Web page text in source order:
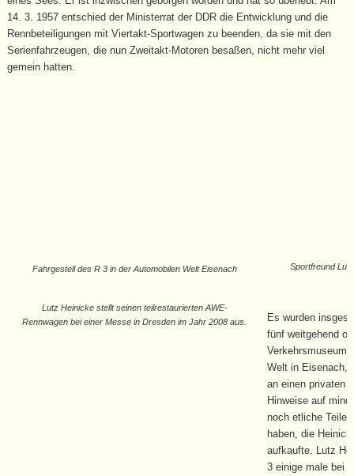
14. 3. 1957 entschied der Ministerrat der DDR die Entwicklung und die
Rennbeteiligungen mit Viertakt-Sportwagen zu beenden, da sie mit den
Serienfahrzeugen, die nun Zweitakt-Motoren besaßen, nicht mehr viel
gemein hatten.
Fahrgestell des R 3 in der Automobilen Welt Eisenach
Lutz Heinicke stellt seinen teilrestaurierten AWE-
Rennwagen bei einer Messe in Dresden im Jahr 2008 aus.
Sportfreund
Es wurden
fünf weitgehend
Verkehrsmuseum
Welt in Eisenach,
an einen privaten
Hinweise auf
noch etliche Teile
haben, die
aufkaufte. Lutz
3 einige male bei